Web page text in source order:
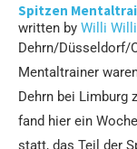
Spitzen
written by Willi
Dehrn/Düsseldorf/
Mentaltrainer
Dehrn bei Limburg
fand hier ein
statt, das Teil der